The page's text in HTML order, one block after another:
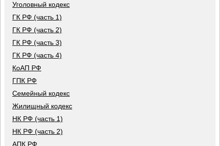
Уголовный кодекс
ГК РФ (часть 1)
ГК РФ (часть 2)
ГК РФ (часть 3)
ГК РФ (часть 4)
КоАП РФ
ГПК РФ
Семейный кодекс
Жилищный кодекс
НК РФ (часть 1)
НК РФ (часть 2)
АПК РФ